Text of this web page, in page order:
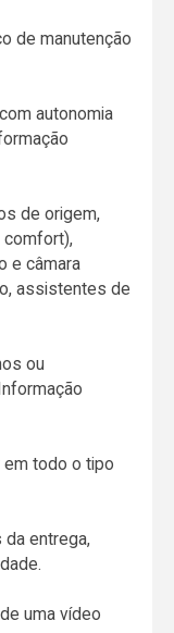
de manutenção
autonomia
de origem,
comfort),
e câmara
assistentes de
ou
em todo o tipo
entrega,
uma vídeo